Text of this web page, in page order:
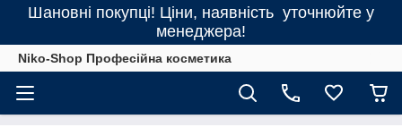
Шановні покупці! Ціни, наявність уточнюйте у
менеджера!
Niko-Shop Професійна косметика